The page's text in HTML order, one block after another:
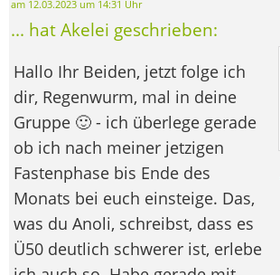
am 12.03.2023 um 14:31 Uhr
... hat Akelei geschrieben:
Hallo Ihr Beiden, jetzt folge ich
dir, Regenwurm, mal in deine
Gruppe 🙂 - ich überlege gerade
ob ich nach meiner jetzigen
Fastenphase bis Ende des
Monats bei euch einsteige. Das,
was du Anoli, schreibst, dass es
Ü50 deutlich schwerer ist, erlebe